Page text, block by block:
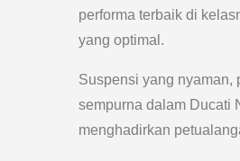
performa terbaik di
yang optimal.
Suspensi yang nyaman,
sempurna dalam Ducati
menghadirkan